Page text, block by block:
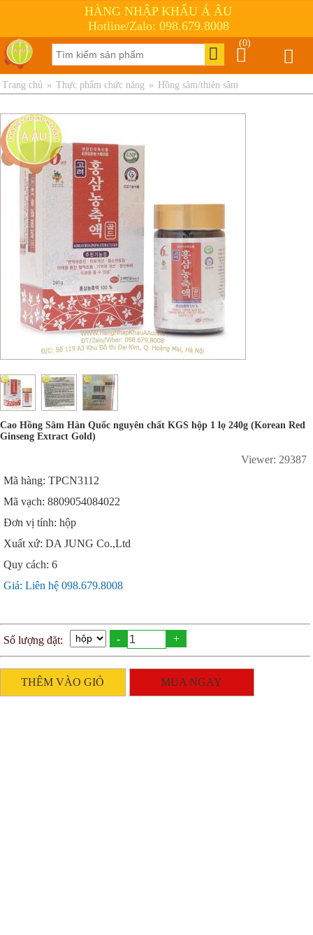
HÀNG NHẬP KHẨU Á ÂU
Hotline/Zalo: 098.679.8008
(0)
Trang chủ » Thực phẩm chức năng » Hồng sâm/thiên sâm
Cao Hồng Sâm Hàn Quốc nguyên chất KGS hộp 1 lọ 240g (Korean Red
Ginseng Extract Gold)
Viewer: 29387
Mã hàng: TPCN3112
Mã vạch: 8809054084022
Đơn vị tính: hộp
Xuất xứ: DA JUNG Co.,Ltd
Quy cách: 6
Giá: Liên hệ 098.679.8008
Số lượng đặt: - +
THÊM VÀO GIỎ MUA NGAY